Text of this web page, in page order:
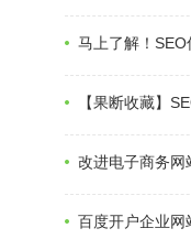
马上了解！SEO
【果断收藏】
改进电子商务网
百度开户企业网